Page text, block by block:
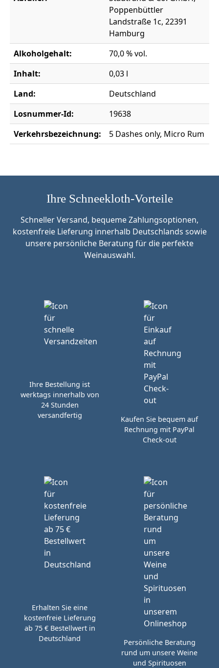
Poppenbüttler
Landstraße 1c, 22391
Hamburg
Alkoholgehalt:
70,0 % vol.
Inhalt:
0,03 l
Land:
Deutschland
Losnummer-Id:
19638
Verkehrsbezeichnung:
5 Dashes only, Micro Rum
Ihre Schneekloth-Vorteile
Schneller Versand, bequeme Zahlungsoptionen,
kostenfreie Lieferung innerhalb Deutschlands sowie
unsere persönliche Beratung für die perfekte
Weinauswahl.
Ihre Bestellung ist
werktags innerhalb von
24 Stunden
versandfertig
Kaufen Sie bequem auf
Rechnung mit PayPal
Check-out
Erhalten Sie eine
kostenfreie Lieferung
ab 75 € Bestellwert in
Deutschland
Persönliche Beratung
rund um unsere Weine
und Spirituosen